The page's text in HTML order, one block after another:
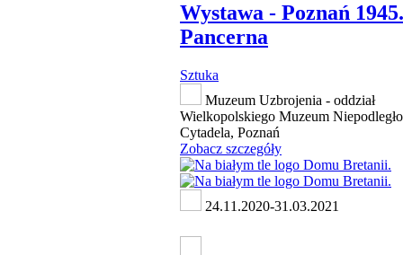
Wystawa - Poznań
Pancerna
Sztuka
Muzeum Uzbrojenia - oddział
Wielkopolskiego Muzeum
Cytadela, Poznań
Zobacz szczegóły
24.11.2020-31.03.2021